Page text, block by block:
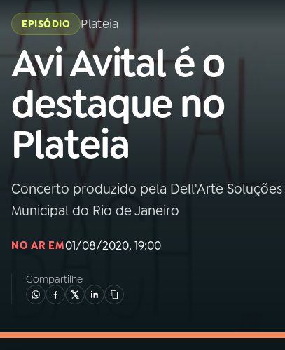
Buscar
na
Rádio
MEC
Início
01INÍCIO
A RÁDIO
04 PROGRAMAS
na
Rádio
MEC
EPISÓDIO Plateia
Avi Avital é o
destaque no
Plateia
Concerto produzido pela Dell'Arte
Municipal do Rio de Janeiro
NO AR EM01/08/2020, 19:00
Compartilhe